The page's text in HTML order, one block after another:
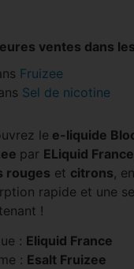
ventes dans
Fruizee
Sel de nicotine
le e-liquide
par ELiquid France
rouges et citrons,
rapide et une
!
: Eliquid France
: Esalt Fruizee